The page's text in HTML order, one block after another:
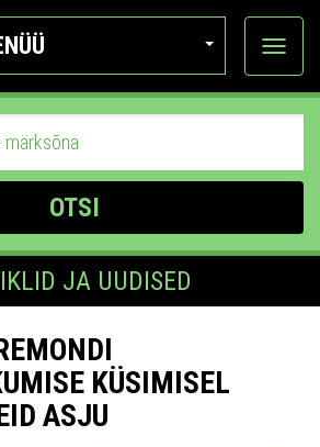
Ava
OTSI
JA UUDISED
KÜSIMISEL
ASJU